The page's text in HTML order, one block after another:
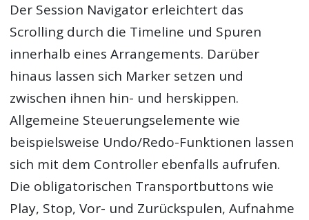
Der Session Navigator erleichtert das
Scrolling durch die Timeline und Spuren
innerhalb eines Arrangements. Darüber
hinaus lassen sich Marker setzen und
zwischen ihnen hin- und herskippen.
Allgemeine Steuerungselemente wie
beispielsweise Undo/Redo-Funktionen lassen
sich mit dem Controller ebenfalls aufrufen.
Die obligatorischen Transportbuttons wie
Play, Stop, Vor- und Zurückspulen, Aufnahme